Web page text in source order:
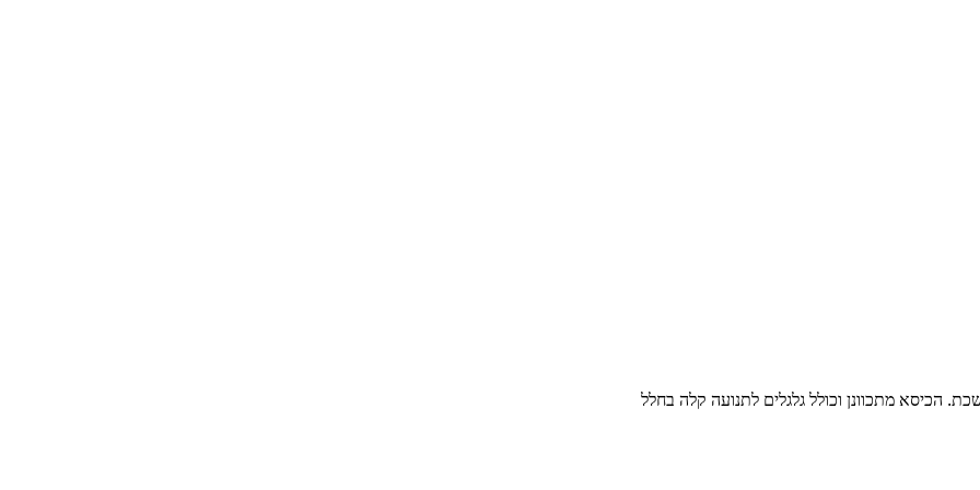
הכיסא מתכוונן וכולל גלגלים לתנועה קלה בחלל